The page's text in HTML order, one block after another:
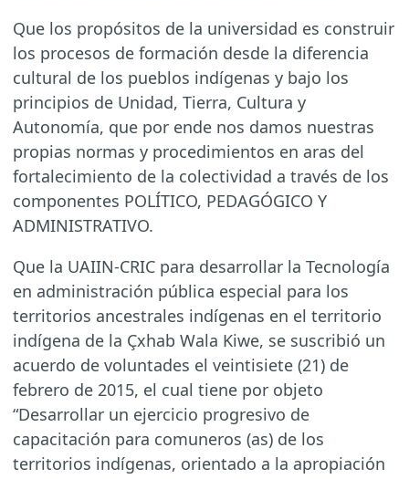
Que los propósitos de la universidad es construir
los procesos de formación desde la diferencia
cultural de los pueblos indígenas y bajo los
principios de Unidad, Tierra, Cultura y
Autonomía, que por ende nos damos nuestras
propias normas y procedimientos en aras del
fortalecimiento de la colectividad a través de los
componentes POLÍTICO, PEDAGÓGICO Y
ADMINISTRATIVO.
Que la UAIIN-CRIC para desarrollar la Tecnología
en administración pública especial para los
territorios ancestrales indígenas en el territorio
indígena de la Çxhab Wala Kiwe, se suscribió un
acuerdo de voluntades el veintisiete (21) de
febrero de 2015, el cual tiene por objeto
“Desarrollar un ejercicio progresivo de
capacitación para comuneros (as) de los
territorios indígenas, orientado a la apropiación